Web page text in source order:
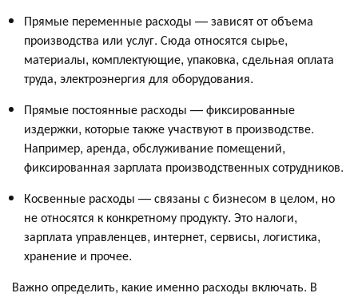
Прямые переменные расходы — зависят от объема
производства или услуг. Сюда относятся сырье,
материалы, комплектующие, упаковка, сдельная оплата
труда, электроэнергия для оборудования.
Прямые постоянные расходы — фиксированные
издержки, которые также участвуют в производстве.
Например, аренда, обслуживание помещений,
фиксированная зарплата производственных сотрудников.
Косвенные расходы — связаны с бизнесом в целом, но
не относятся к конкретному продукту. Это налоги,
зарплата управленцев, интернет, сервисы, логистика,
хранение и прочее.
Важно определить, какие именно расходы включать. В